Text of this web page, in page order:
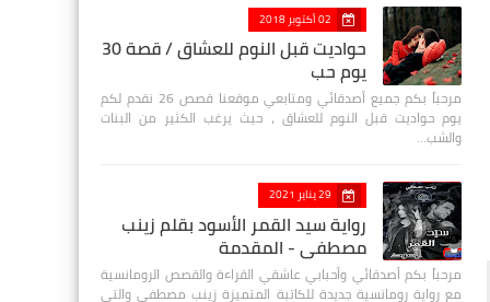
02 أكتوبر 2018
حواديت قبل النوم للعشاق / قصة 30
يوم حب
مرحباً بكم جميع أصدقائي ومتابعي موقعنا قصص 26 نقدم لكم
يوم حواديت قبل النوم للعشاق ، حيث يرغب الكثير من البنات
والشب…
29 يناير 2021
رواية سيد القمر الأسود بقلم زينب
مصطفي - المقدمة
مرحباً بكم أصدقائي وأحبابي عاشقي القراءة والقصص الرومانسية
مع رواية رومانسية جديدة للكاتبة المتميزة زينب مصطفى والتي